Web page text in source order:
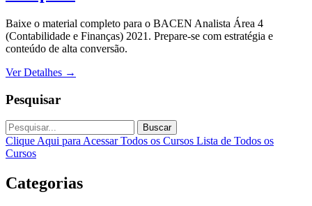
Baixe o material completo para o BACEN Analista Área 4
(Contabilidade e Finanças) 2021. Prepare-se com estratégia e
conteúdo de alta conversão.
Ver Detalhes →
Pesquisar
Buscar
Clique Aqui para Acessar Todos os Cursos Lista de Todos os
Cursos
Categorias